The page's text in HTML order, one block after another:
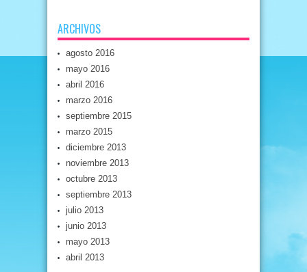
ARCHIVOS
agosto 2016
mayo 2016
abril 2016
marzo 2016
septiembre 2015
marzo 2015
diciembre 2013
noviembre 2013
octubre 2013
septiembre 2013
julio 2013
junio 2013
mayo 2013
abril 2013